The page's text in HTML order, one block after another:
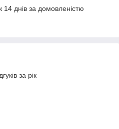
днів за домовленістю
за рік